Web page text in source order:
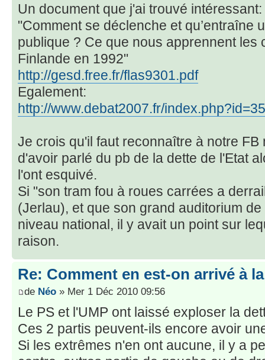
Un document que j'ai trouvé intéressant:
"Comment se déclenche et qu’entraîne
publique ? Ce que nous apprennent les
Finlande en 1992"
http://gesd.free.fr/flas9301.pdf
Egalement:
http://www.debat2007.fr/
Je crois qu'il faut reconnaître à notre FB
d'avoir parlé du pb de la dette de l'Etat
l'ont esquivé.
Si "son tram fou à roues carrées a
(Jerlau), et que son grand auditorium
niveau national, il y avait un point sur
raison.
Re: Comment en est-on arrivé à
de Néo » Mer 1 Déc 2010 09:56
Le PS et l'UMP ont laissé exploser la
Ces 2 partis peuvent-ils encore avoir
Si les extrêmes n'en ont aucune, il y a